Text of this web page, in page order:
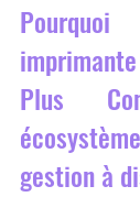
Plus
gestion à